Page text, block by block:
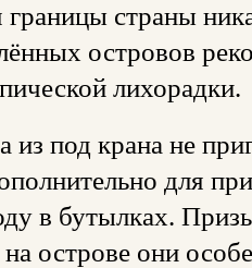
границы страны
островов
лихорадки.
из под крана не
для
в бутылках.
на острове они